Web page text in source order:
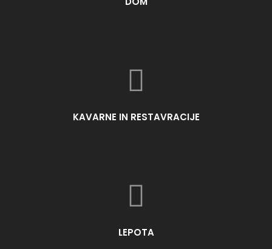
KAVARNE IN RESTAVRACIJE
LEPOTA